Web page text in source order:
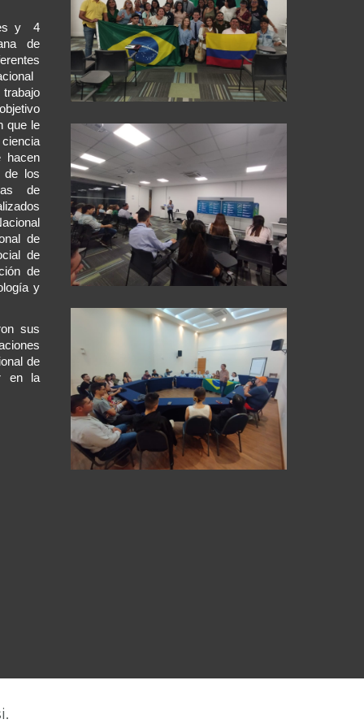
y 4
de
que le
hacen
de los
de
de
de
de
y
sus
de
en la